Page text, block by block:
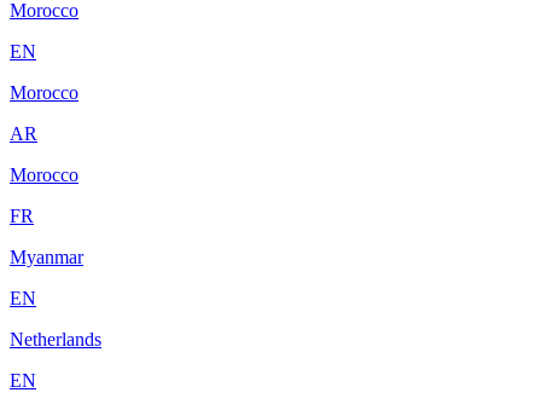
Morocco
EN
Morocco
AR
Morocco
FR
Myanmar
EN
Netherlands
EN